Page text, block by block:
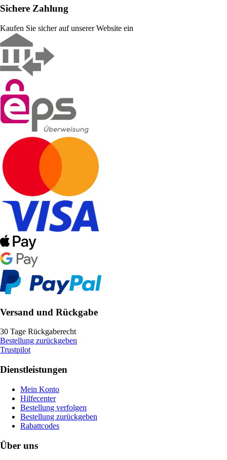
Sichere Zahlung
Kaufen Sie sicher auf unserer Website ein
Versand und Rückgabe
30 Tage Rückgaberecht
Bestellung zurückgeben
Trustpilot
Dienstleistungen
Mein Konto
Hilfecenter
Bestellung verfolgen
Bestellung zurückgeben
Rabattcodes
Über uns